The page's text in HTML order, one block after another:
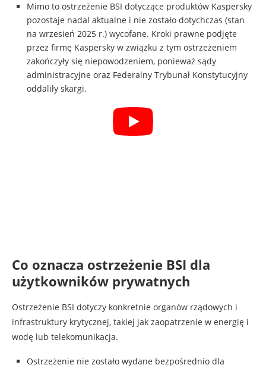
Mimo to ostrzeżenie BSI dotyczące produktów Kaspersky
pozostaje nadal aktualne i nie zostało dotychczas (stan
na wrzesień 2025 r.) wycofane. Kroki prawne podjęte
przez firmę Kaspersky w związku z tym ostrzeżeniem
zakończyły się niepowodzeniem, ponieważ sądy
administracyjne oraz Federalny Trybunał Konstytucyjny
oddaliły skargi.
Co oznacza ostrzeżenie BSI dla
użytkowników prywatnych
Ostrzeżenie BSI dotyczy konkretnie organów rządowych i
infrastruktury krytycznej, takiej jak zaopatrzenie w energię i
wodę lub telekomunikacja.
Ostrzeżenie nie zostało wydane bezpośrednio dla